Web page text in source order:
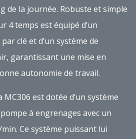
de la journée. Robuste et simple
4 temps est équipé d’un
clé et d’un système de
garantissant une mise en
autonomie de travail.
est dotée d’un système
à engrenages avec un
Ce système puissant lui